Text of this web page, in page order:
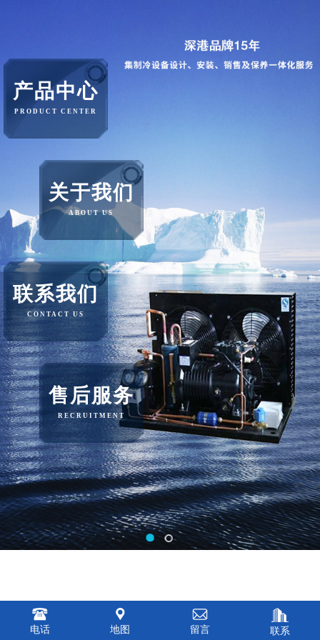
产品中心
PRODUCT CENTER
关于我们
ABOUT US
联系我们
CONTACT US
售后服务
RECRUITMENT
电话 地图 留言 联系